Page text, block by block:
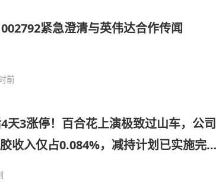
紧急澄清与英伟达合作传闻
前
天3涨停！百合花上演极致过山车，公司
收入仅占0.084%，减持计划已实施完